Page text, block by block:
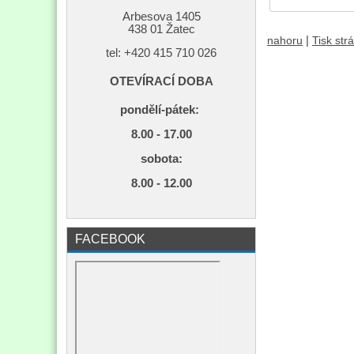
nahoru Tisk
Arbesova 1405
438 01 Žatec
tel: +420 415 710 026
OTEVÍRACÍ DOBA
pondělí-pátek:
8.00 - 17.00
sobota:
8.00 - 12.00
FACEBOOK